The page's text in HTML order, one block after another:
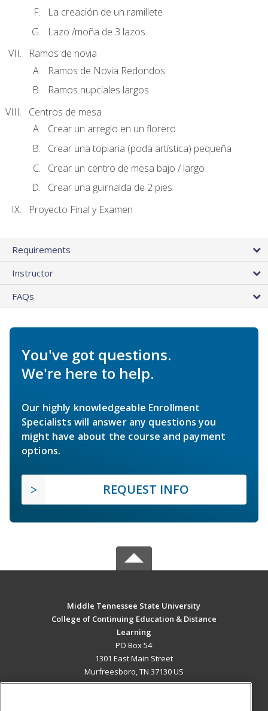
La creación de un ramillete
Lazo /moña de 3 lazos
Ramos de novia
Ramos de Novia Redondos
Ramos nupciales largos
Centros de mesa
Crear un arreglo en un florero
Crear una topiaria (poda artística) pequeña
Crear un centro de mesa bajo / largo
Crear una guirnalda de 2 pies
Proyecto Final y Examen
Requirements
Instructor
FAQs
You've got questions.
We're here to help.
Our highly knowledgeable Enrollment
Specialists will answer any questions you
might have about the course and payment
options.
REQUEST INFO
Middle Tennessee State University
College of Continuing Education & Distance
Learning
PO Box 54
1301 East Main Street
Murfreesboro, TN 37130 US